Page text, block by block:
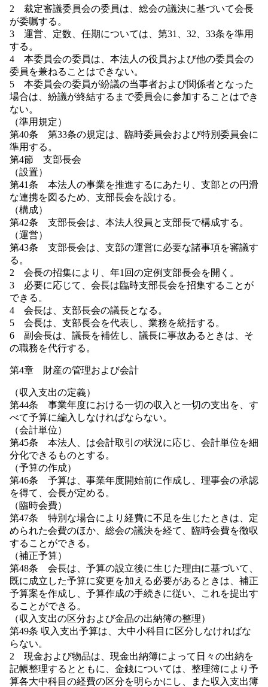
2 裁定審議委員会の委員は、総会の議決に基づいて会長
が委嘱する。
3 運営、定数、任期については、第31、32、33条を準用
する。
4 本委員会の委員は、本法人の役員および他の委員会の
委員を兼ねることはできない。
5 本委員会の委員が紛議の当事者および関係者となった
場合は、紛議が終結するまで委員会に参加することはでき
ない。
（準用規定）
第40条 第33条の規定は、臨時委員会および特別委員会に
準用する。
第4節 支部長会
（設置）
第41条 本法人の事業を推進するにあたり、支部との円滑
な連携を図るため、支部長会を設ける。
（構成）
第42条 支部長会は、本法人役員と支部長で構成する。
（運営）
第43条 支部長会は、支部の運営に必要な諸事項を審議す
る。
2 会長の招集により、年1回の定例支部長会を開く。
3 必要に応じて、会長は臨時支部長会を招集することが
できる。
4 会長は、支部長会の議長となる。
5 会長は、支部長会を代表し、業務を統括する。
6 副会長は、議長を補佐し、議長に事故あるときは、そ
の職務を代行する。
第4章 財産の管理および会計
（収入支出の定義）
第44条 事業年度における一切の収入と一切の支出を、す
べて予算に編入しなければならない。
（会計単位）
第45条 本法人、は会計取引の状況に応じ、会計単位を細
分化できるものとする。
（予算の作成）
第46条 予算は、事業年度開始前に作成し、理事会の承認
を得て、会長が定める。
（臨時会費）
第47条 特別な場合により経費に不足を生じたときは、定
められた会費のほか、総会の議決を経て、臨時会費を徴収
することができる。
（補正予算）
第48条 会長は、予算の設立後に生じた理由に基づいて、
既に成立した予算に変更を加える必要があるときは、補正
予算案を作成し、予算作成の手続きに従い、これを提出す
ることができる。
（収入支出の区分および金品の出納簿の整理）
第49条 収入支出予算は、大中小科目に区分しなければな
らない。
2 現金および物品は、現金出納簿によって日々の出納を
記帳整理するとともに、金銭については、整理簿により予
算各大中科目の経費の区分を明らかにし、また収入支出簿